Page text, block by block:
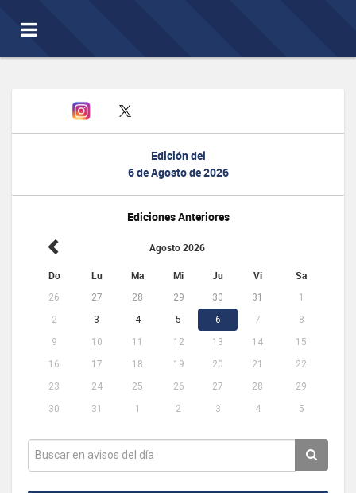
Toggle
navigation
Edición del
6 de Agosto de 2026
Ediciones Anteriores
Agosto 2026
Do Lu Ma Mi Ju Vi Sa
26 27 28 29 30 31
1
2
3 4 5 6 7
8
9
10 11 12 13 14
15
16
17 18 19 20 21
22
23
24 25 26 27 28
29
30
31 1 2 3 4 5